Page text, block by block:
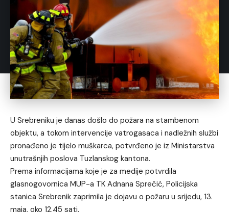
U Srebreniku je danas došlo do požara na stambenom
objektu, a tokom intervencije vatrogasaca i nadležnih službi
pronađeno je tijelo muškarca, potvrđeno je iz Ministarstva
unutrašnjih poslova Tuzlanskog kantona.
Prema informacijama koje je za medije potvrdila
glasnogovornica MUP-a TK Adnana Sprečić, Policijska
stanica Srebrenik zaprimila je dojavu o požaru u srijedu, 13.
maja, oko 12.45 sati.